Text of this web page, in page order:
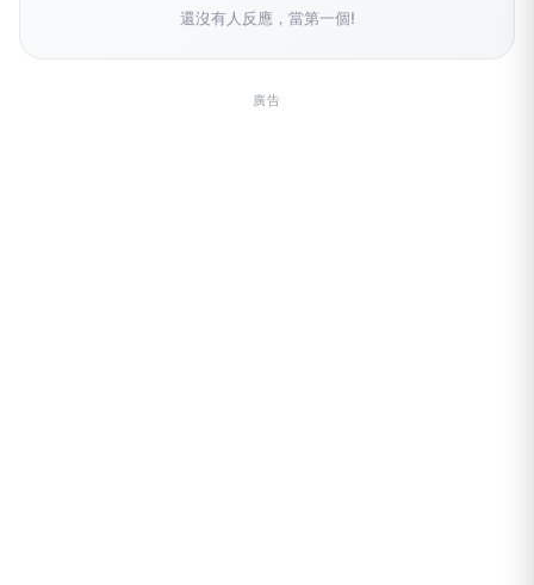
還沒有人反應，當第一個!
廣告